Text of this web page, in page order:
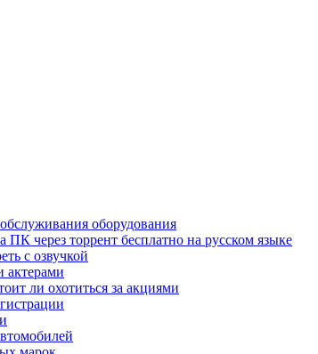
оборудования
ПК через торрент бесплатно на русском языке
с озвучкой
актерами
ли охотиться за акциями